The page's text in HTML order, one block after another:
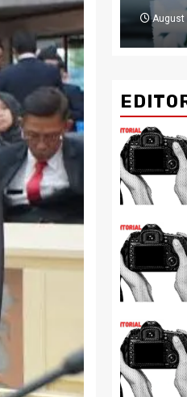
August